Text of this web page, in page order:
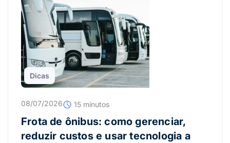
Dicas
08/07/2026 15 minutos
Frota de ônibus: como gerenciar,
reduzir custos e usar tecnologia a